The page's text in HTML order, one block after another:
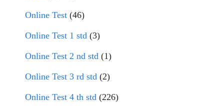
Online Test (46)
Online Test 1 std (3)
Online Test 2 nd std (1)
Online Test 3 rd std (2)
Online Test 4 th std (226)